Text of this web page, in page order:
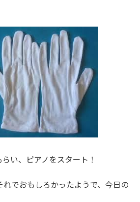
い、ピアノをスタート！
でおもしろかったようで、今日の